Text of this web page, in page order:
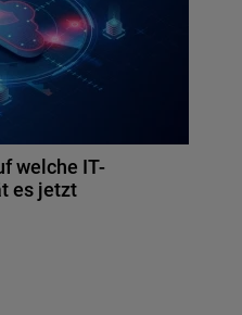
welche IT-
es jetzt